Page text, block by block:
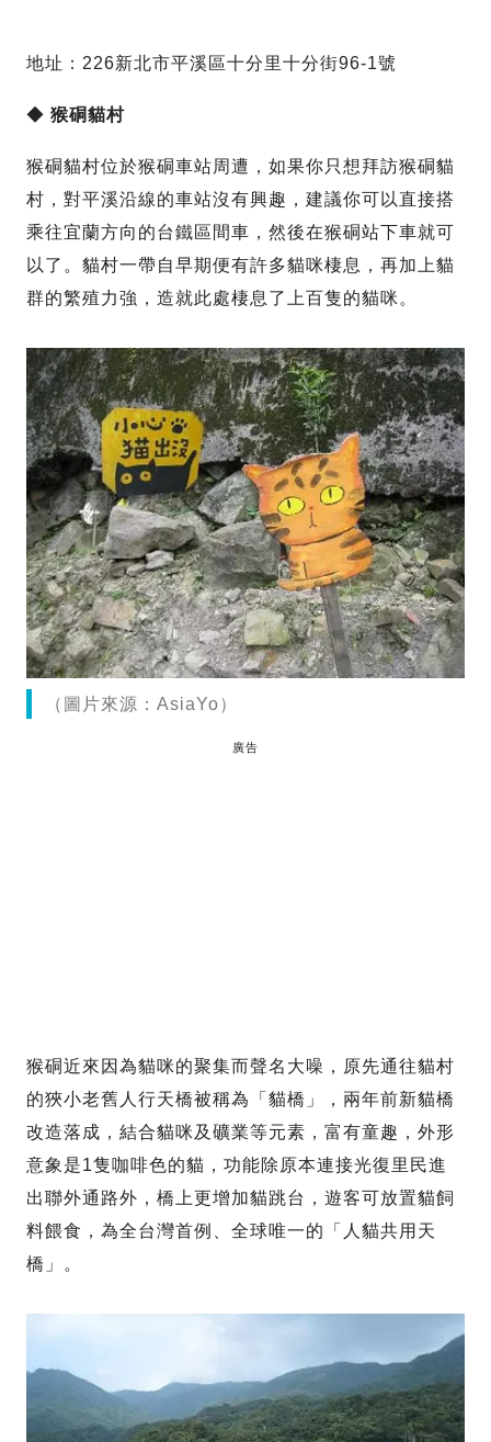
地址：226新北市平溪區十分里十分街96-1號
◆ 猴硐貓村
猴硐貓村位於猴硐車站周遭，如果你只想拜訪猴硐貓
村，對平溪沿線的車站沒有興趣，建議你可以直接搭
乘往宜蘭方向的台鐵區間車，然後在猴硐站下車就可
以了。貓村一帶自早期便有許多貓咪棲息，再加上貓
群的繁殖力強，造就此處棲息了上百隻的貓咪。
（圖片來源：AsiaYo）
廣告
猴硐近來因為貓咪的聚集而聲名大噪，原先通往貓村
的狹小老舊人行天橋被稱為「貓橋」，兩年前新貓橋
改造落成，結合貓咪及礦業等元素，富有童趣，外形
意象是1隻咖啡色的貓，功能除原本連接光復里民進
出聯外通路外，橋上更增加貓跳台，遊客可放置貓飼
料餵食，為全台灣首例、全球唯一的「人貓共用天
橋」。